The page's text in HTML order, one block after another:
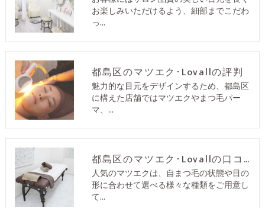
お楽しみいただけるよう、細部までこだわ
っ…
都島区のマツエク･Lovallの評判
魅力的な目元をデザインするため、都島区
に構えた店舗ではマツエクやまつ毛パー
マ、…
都島区のマツエク･Lovallの口コミ情報
人気のマツエクは、自まつ毛の状態や目の
形に合わせて選べる様々な種類をご用意し
て…